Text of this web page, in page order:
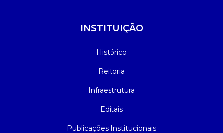
INSTITUIÇÃO
Histórico
Reitoria
Infraestrutura
Editais
Publicações Institucionais